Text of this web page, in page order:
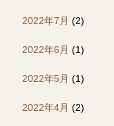
2022年7月 (2)
2022年6月 (1)
2022年5月 (1)
2022年4月 (2)